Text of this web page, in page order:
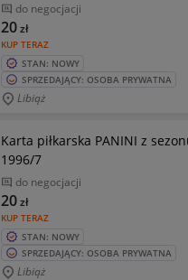
do negocjacji
KUP TERAZ
20zł
STAN: NOWY
SPRZEDAJĄCY: OSOBA PRYWATNA
Libiąż
Karta piłkarska PANINI z
1996/7
do negocjacji
KUP TERAZ
20zł
STAN: NOWY
SPRZEDAJĄCY: OSOBA PRYWATNA
Libiąż